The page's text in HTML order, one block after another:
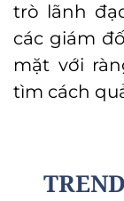
trò lãnh
các giám
mặt với
tìm cách